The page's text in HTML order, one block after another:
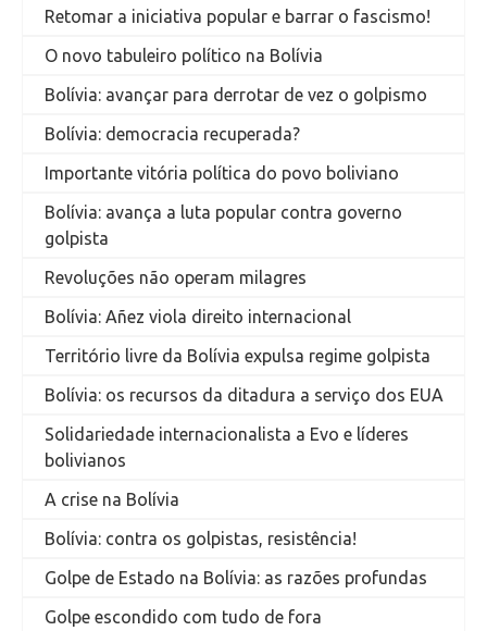
Retomar a iniciativa popular e barrar o fascismo!
O novo tabuleiro político na Bolívia
Bolívia: avançar para derrotar de vez o golpismo
Bolívia: democracia recuperada?
Importante vitória política do povo boliviano
Bolívia: avança a luta popular contra governo
golpista
Revoluções não operam milagres
Bolívia: Añez viola direito internacional
Território livre da Bolívia expulsa regime golpista
Bolívia: os recursos da ditadura a serviço dos EUA
Solidariedade internacionalista a Evo e líderes
bolivianos
A crise na Bolívia
Bolívia: contra os golpistas, resistência!
Golpe de Estado na Bolívia: as razões profundas
Golpe escondido com tudo de fora